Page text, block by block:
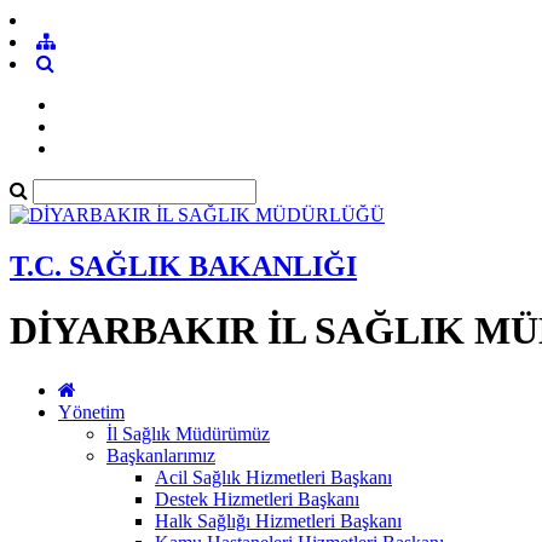
T.C. SAĞLIK BAKANLIĞI
DİYARBAKIR İL SAĞLIK
Yönetim
İl Sağlık Müdürümüz
Başkanlarımız
Acil Sağlık Hizmetleri Başkanı
Destek Hizmetleri Başkanı
Halk Sağlığı Hizmetleri Başkanı